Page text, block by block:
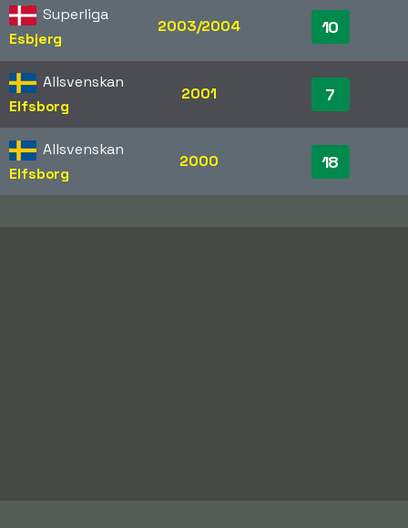
Superliga
Esbjerg
2003/2004 10
Allsvenskan
Elfsborg
2001 7
Allsvenskan
Elfsborg
2000 18